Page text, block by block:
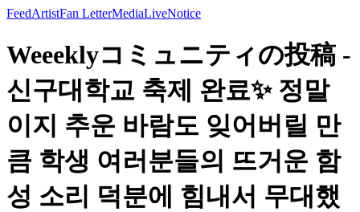
FeedArtistFan LetterMediaLiveNotice
Weeeklyコミュニティの投稿 -
신구대학교 축제 완료✨ 정말
이지 추운 바람도 잊어버릴 만
큼 학생 여러분들의 뜨거운 함
성 소리 덕분에 힘내서 무대했